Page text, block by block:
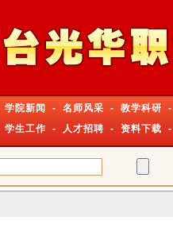
学院新闻 - 名师风采 - 教学科研
-
学生工作 - 人才招聘 - 资料下载